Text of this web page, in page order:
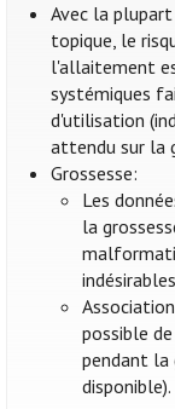
Avec la
topique, le
l'allaitement
systémiques
d'utilisation
attendu sur la
Grossesse:
Les
la
possible
pendant la
disponible).